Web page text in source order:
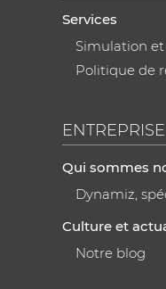
Services
Simulation
Politique de
ENTREPRISE
Qui sommes
Dynamiz,
Culture et
Notre blog